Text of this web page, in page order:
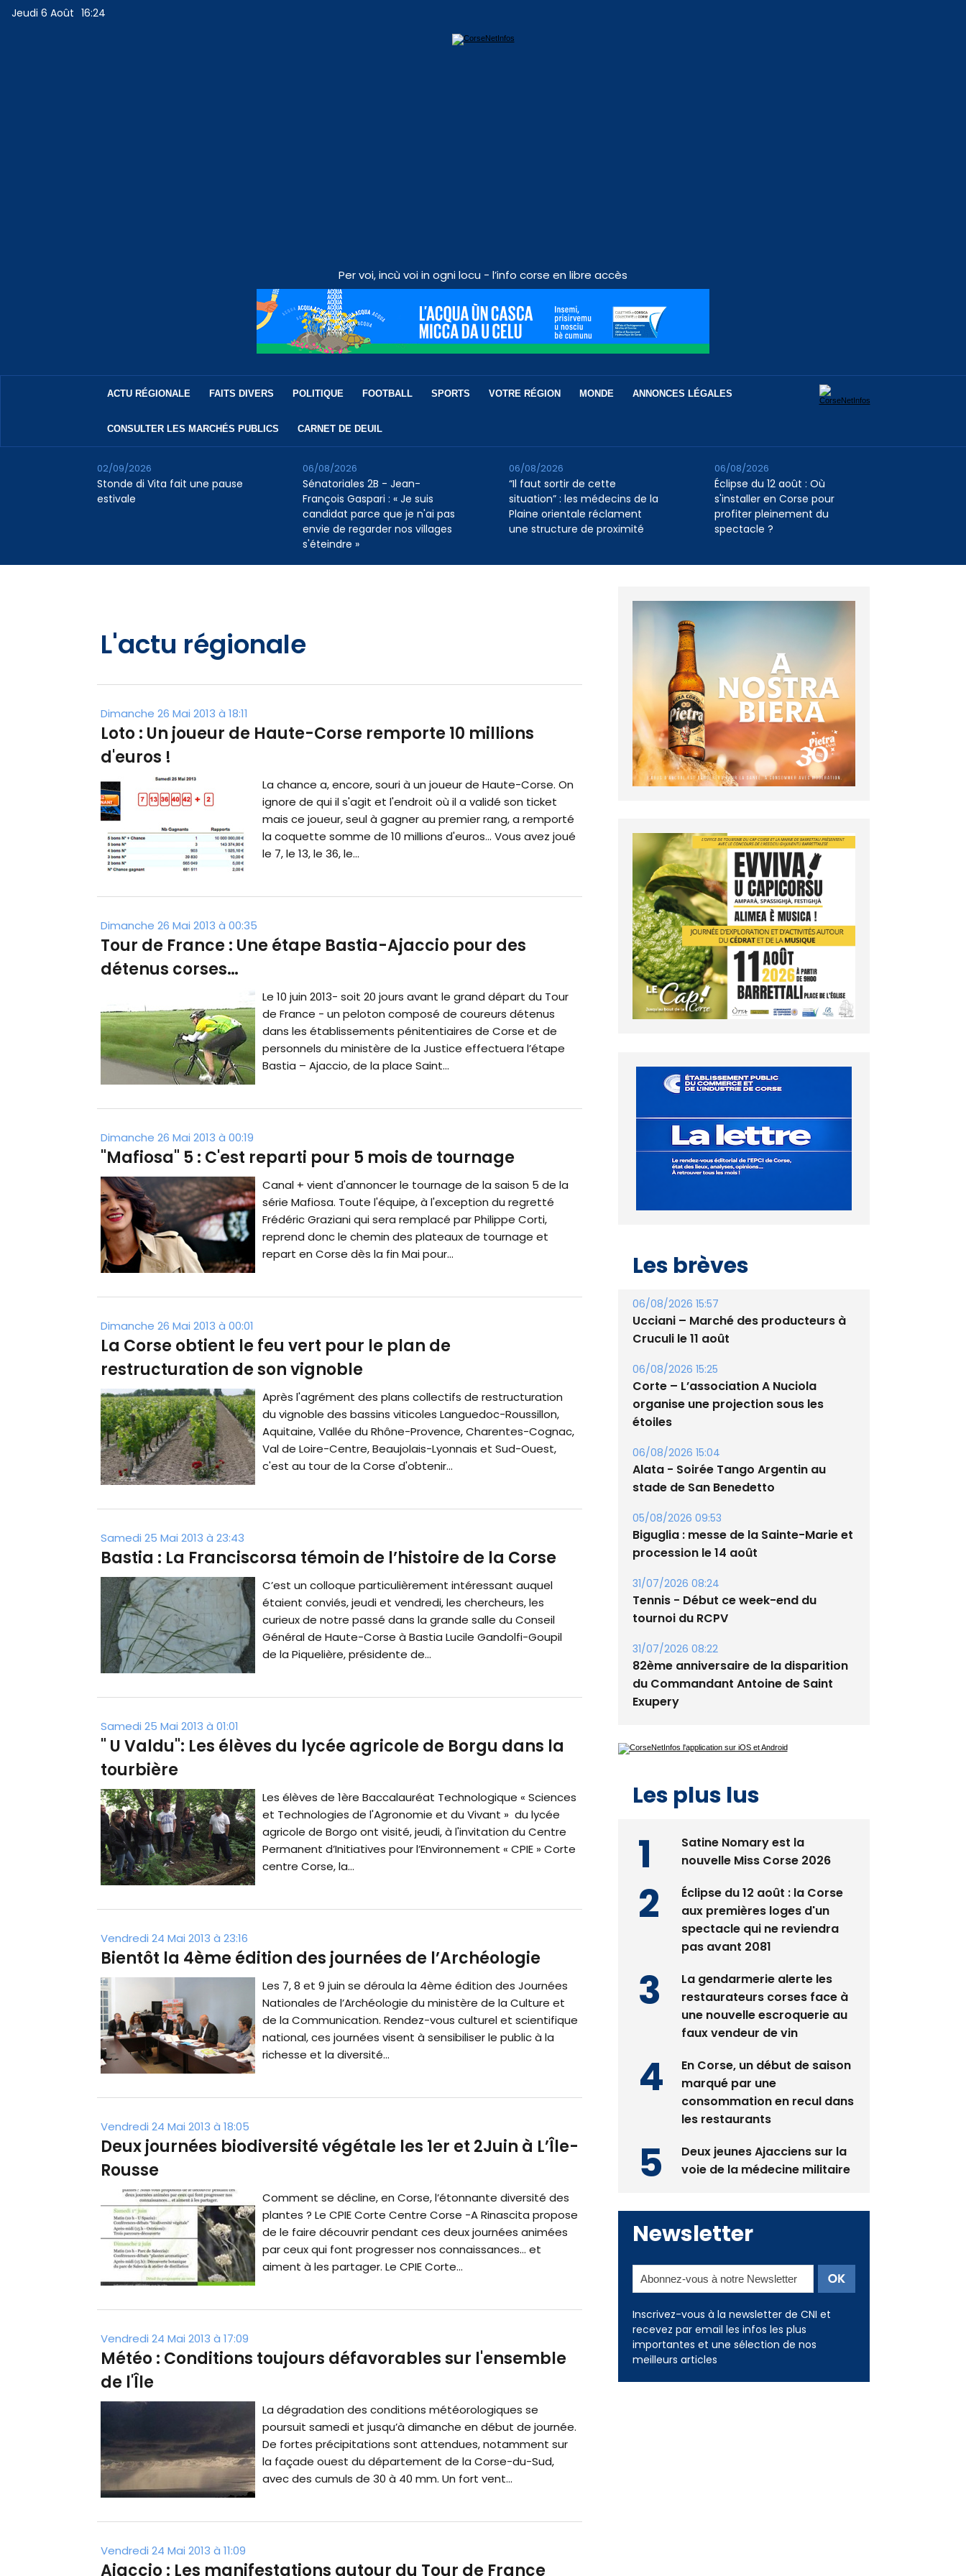
Jeudi 6 Août 16:24
Per voi, incù voi in ogni locu - l’info corse en libre accès
ACTU RÉGIONALE FAITS DIVERS POLITIQUE FOOTBALL SPORTS VOTRE RÉGION MONDE ANNONCES LÉGALES
CONSULTER LES MARCHÉS PUBLICS CARNET DE DEUIL
Stonde di Vita fait une pause
estivale
02/09/2026
Sénatoriales 2B - Jean-
François Gaspari : « Je suis
candidat parce que je n'ai pas
envie de regarder nos villages
s'éteindre »
06/08/2026
“Il faut sortir de cette
situation” : les médecins de la
Plaine orientale réclament
une structure de proximité
06/08/2026
Éclipse du 12 août : Où
s'installer en Corse pour
profiter pleinement du
spectacle ?
06/08/2026
L'actu régionale
Dimanche 26 Mai 2013 à 18:11
Loto : Un joueur de Haute-Corse remporte 10 millions
d'euros !
La chance a, encore, souri à un joueur de Haute-Corse. On
ignore de qui il s'agit et l'endroit où il a validé son ticket
mais ce joueur, seul à gagner au premier rang, a remporté
la coquette somme de 10 millions d'euros… Vous avez joué
le 7, le 13, le 36, le...
Dimanche 26 Mai 2013 à 00:35
Tour de France : Une étape Bastia-Ajaccio pour des
détenus corses…
Le 10 juin 2013- soit 20 jours avant le grand départ du Tour
de France - un peloton composé de coureurs détenus
dans les établissements pénitentiaires de Corse et de
personnels du ministère de la Justice effectuera l’étape
Bastia – Ajaccio, de la place Saint...
Dimanche 26 Mai 2013 à 00:19
"Mafiosa" 5 : C'est reparti pour 5 mois de tournage
Canal + vient d'annoncer le tournage de la saison 5 de la
série Mafiosa. Toute l'équipe, à l'exception du regretté
Frédéric Graziani qui sera remplacé par Philippe Corti,
reprend donc le chemin des plateaux de tournage et
repart en Corse dès la fin Mai pour...
Dimanche 26 Mai 2013 à 00:01
La Corse obtient le feu vert pour le plan de
restructuration de son vignoble
Après l'agrément des plans collectifs de restructuration
du vignoble des bassins viticoles Languedoc-Roussillon,
Aquitaine, Vallée du Rhône-Provence, Charentes-Cognac,
Val de Loire-Centre, Beaujolais-Lyonnais et Sud-Ouest,
c'est au tour de la Corse d'obtenir...
Samedi 25 Mai 2013 à 23:43
Bastia : La Franciscorsa témoin de l’histoire de la Corse
C’est un colloque particulièrement intéressant auquel
étaient conviés, jeudi et vendredi, les chercheurs, les
curieux de notre passé dans la grande salle du Conseil
Général de Haute-Corse à Bastia Lucile Gandolfi-Goupil
de la Piquelière, présidente de...
Samedi 25 Mai 2013 à 01:01
" U Valdu": Les élèves du lycée agricole de Borgu dans la
tourbière
Les élèves de 1ère Baccalauréat Technologique « Sciences
et Technologies de l'Agronomie et du Vivant » du lycée
agricole de Borgo ont visité, jeudi, à l'invitation du Centre
Permanent d’Initiatives pour l’Environnement « CPIE » Corte
centre Corse, la...
Vendredi 24 Mai 2013 à 23:16
Bientôt la 4ème édition des journées de l’Archéologie
Les 7, 8 et 9 juin se déroula la 4ème édition des Journées
Nationales de l’Archéologie du ministère de la Culture et
de la Communication. Rendez-vous culturel et scientifique
national, ces journées visent à sensibiliser le public à la
richesse et la diversité...
Vendredi 24 Mai 2013 à 18:05
Deux journées biodiversité végétale les 1er et 2Juin à L’Île-
Rousse
Comment se décline, en Corse, l’étonnante diversité des
plantes ? Le CPIE Corte Centre Corse -A Rinascita propose
de le faire découvrir pendant ces deux journées animées
par ceux qui font progresser nos connaissances… et
aiment à les partager. Le CPIE Corte...
Vendredi 24 Mai 2013 à 17:09
Météo : Conditions toujours défavorables sur l'ensemble
de l'Île
La dégradation des conditions météorologiques se
poursuit samedi et jusqu’à dimanche en début de journée.
De fortes précipitations sont attendues, notamment sur
la façade ouest du département de la Corse-du-Sud,
avec des cumuls de 30 à 40 mm. Un fort vent...
Vendredi 24 Mai 2013 à 11:09
Ajaccio : Les manifestations autour du Tour de France
Les brèves
06/08/2026 15:57
Ucciani – Marché des producteurs à
Cruculi le 11 août
06/08/2026 15:25
Corte – L’association A Nuciola
organise une projection sous les
étoiles
06/08/2026 15:04
Alata - Soirée Tango Argentin au
stade de San Benedetto
05/08/2026 09:53
Biguglia : messe de la Sainte-Marie et
procession le 14 août
31/07/2026 08:24
Tennis - Début ce week-end du
tournoi du RCPV
31/07/2026 08:22
82ème anniversaire de la disparition
du Commandant Antoine de Saint
Exupery
Les plus lus
Satine Nomary est la
nouvelle Miss Corse 2026
Éclipse du 12 août : la Corse
aux premières loges d'un
spectacle qui ne reviendra
pas avant 2081
La gendarmerie alerte les
restaurateurs corses face à
une nouvelle escroquerie au
faux vendeur de vin
En Corse, un début de saison
marqué par une
consommation en recul dans
les restaurants
Deux jeunes Ajacciens sur la
voie de la médecine militaire
Newsletter
Inscrivez-vous à la newsletter de CNI et
recevez par email les infos les plus
importantes et une sélection de nos
meilleurs articles